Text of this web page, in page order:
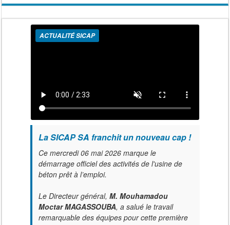
ACTUALITÉ SICAP
La SICAP SA franchit un nouveau cap !
Ce mercredi 06 mai 2026 marque le
démarrage officiel des activités de l'usine de
béton prêt à l’emploi.
Le Directeur général, M. Mouhamadou
Moctar MAGASSOUBA, a salué le travail
remarquable des équipes pour cette première